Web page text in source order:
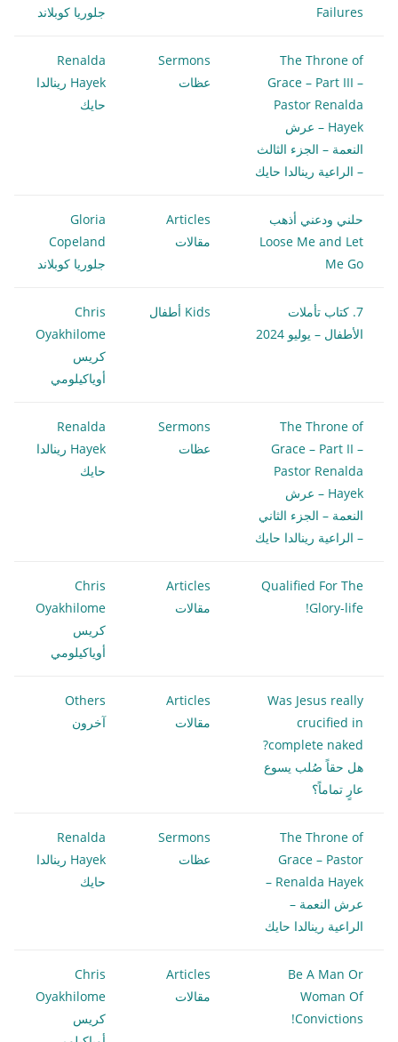
Failures
جلوريا كوبلاند
The Throne of
Grace – Part III –
Pastor Renalda
Hayek – عرش
النعمة – الجزء الثالث
– الراعية رينالدا حايك
Sermons
عظات
Renalda
Hayek رينالدا
حايك
حلني ودعني أذهب
Loose Me and Let
Me Go
Articles
مقالات
Gloria
Copeland
جلوريا كوبلاند
7. كتاب تأملات
الأطفال – يوليو 2024
Kids أطفال
Chris
Oyakhilome
كريس
أوياكيلومي
The Throne of
Grace – Part II –
Pastor Renalda
Hayek – عرش
النعمة – الجزء الثاني
– الراعية رينالدا حايك
Sermons
عظات
Renalda
Hayek رينالدا
حايك
Qualified For The
Glory-life!
Articles
مقالات
Chris
Oyakhilome
كريس
أوياكيلومي
Was Jesus really
crucified in
complete naked?
هل حقاً صُلب يسوع
عارٍ تماماً؟
Articles
مقالات
Others
آخرون
The Throne of
Grace – Pastor
Renalda Hayek –
عرش النعمة –
الراعية رينالدا حايك
Sermons
عظات
Renalda
Hayek رينالدا
حايك
Be A Man Or
Woman Of
Convictions!
Articles
مقالات
Chris
Oyakhilome
كريس